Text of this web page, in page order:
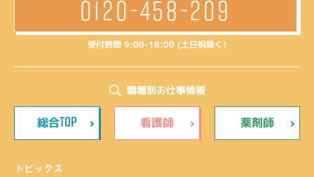
0120-458-209
受付時間 9:00-18:00 (土日祝除く)
職種別お仕事情報
総合TOP 看護師 薬剤師
トピックス